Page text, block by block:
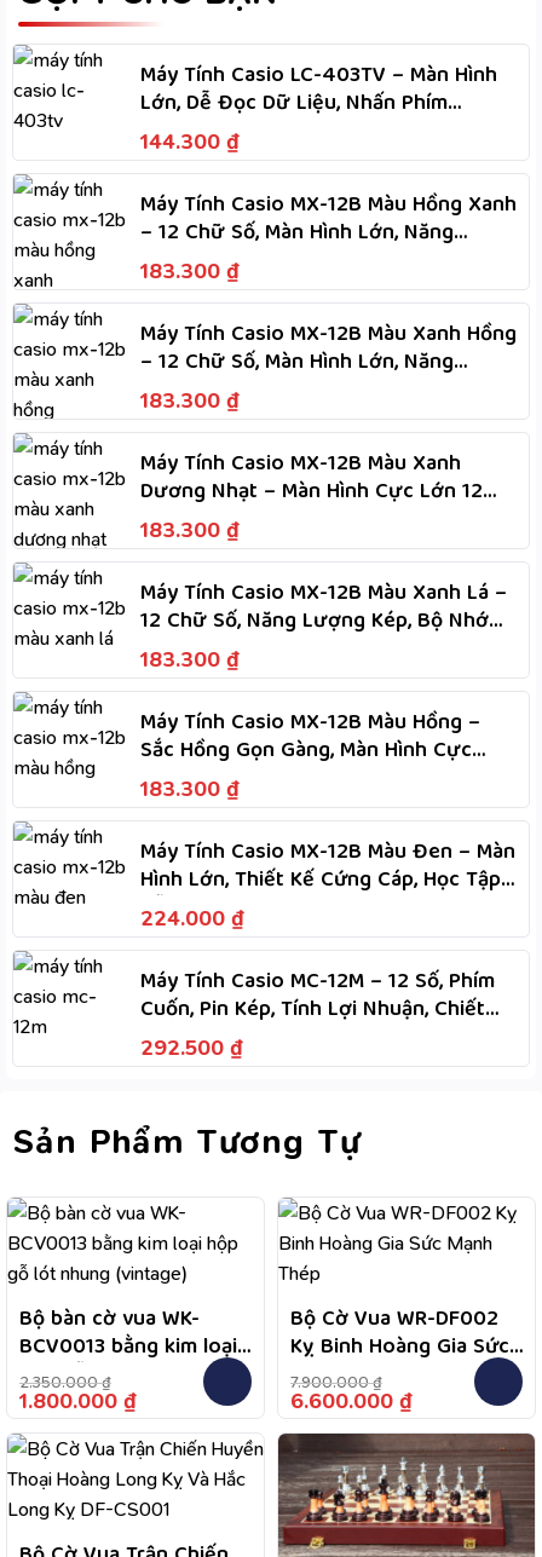
Máy Tính Casio LC-403TV – Màn Hình
Lớn, Dễ Đọc Dữ Liệu, Nhấn Phím
Nhanh, Dùng Hai Nguồn
144.300 ₫
Máy Tính Casio MX-12B Màu Hồng Xanh
– 12 Chữ Số, Màn Hình Lớn, Năng
Lượng Kép Dùng Hai Nguồn
183.300 ₫
Máy Tính Casio MX-12B Màu Xanh Hồng
– 12 Chữ Số, Màn Hình Lớn, Năng
Lượng Kép Dùng Hai Nguồn
183.300 ₫
Máy Tính Casio MX-12B Màu Xanh
Dương Nhạt – Màn Hình Cực Lớn 12
Chữ Số, Năng Lượng Kép
183.300 ₫
Máy Tính Casio MX-12B Màu Xanh Lá –
12 Chữ Số, Năng Lượng Kép, Bộ Nhớ
Độc Lập, Tính Nhanh
183.300 ₫
Máy Tính Casio MX-12B Màu Hồng –
Sắc Hồng Gọn Gàng, Màn Hình Cực
Lớn, Phím Dẻo, Tính Nhanh
183.300 ₫
Máy Tính Casio MX-12B Màu Đen – Màn
Hình Lớn, Thiết Kế Cứng Cáp, Học Tập
Dễ Dàng
224.000 ₫
Máy Tính Casio MC-12M – 12 Số, Phím
Cuốn, Pin Kép, Tính Lợi Nhuận, Chiết
Khấu, M+, M-
292.500 ₫
Sản Phẩm Tương Tự
Bộ bàn cờ vua WK-
BCV0013 bằng kim loại
hộp gỗ lót nhung
(vintage)
2.350.000₫
1.800.000 ₫
Bộ Cờ Vua WR-DF002
Kỵ Binh Hoàng Gia Sức
Mạnh Thép
7.900.000₫
6.600.000 ₫